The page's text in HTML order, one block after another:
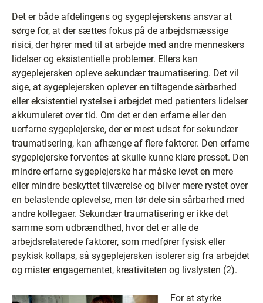
Det er både afdelingens og sygeplejerskens ansvar at
sørge for, at der sættes fokus på de arbejdsmæssige
risici, der hører med til at arbejde med andre menneskers
lidelser og eksistentielle problemer. Ellers kan
sygeplejersken opleve sekundær traumatisering. Det vil
sige, at sygeplejersken oplever en tiltagende sårbarhed
eller eksistentiel rystelse i arbejdet med patienters lidelser
akkumuleret over tid. Om det er den erfarne eller den
uerfarne sygeplejerske, der er mest udsat for sekundær
traumatisering, kan afhænge af flere faktorer. Den erfarne
sygeplejerske forventes at skulle kunne klare presset. Den
mindre erfarne sygeplejerske har måske levet en mere
eller mindre beskyttet tilværelse og bliver mere rystet over
en belastende oplevelse, men tør dele sin sårbarhed med
andre kollegaer. Sekundær traumatisering er ikke det
samme som udbrændthed, hvor det er alle de
arbejdsrelaterede faktorer, som medfører fysisk eller
psykisk kollaps, så sygeplejersken isolerer sig fra arbejdet
og mister engagementet, kreativiteten og livslysten (2).
For at styrke